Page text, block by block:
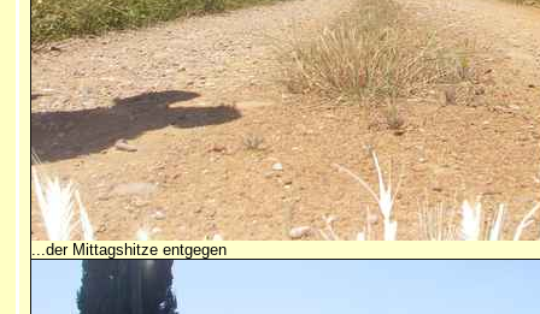
...der Mittagshitze entgegen